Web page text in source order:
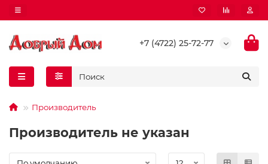
+7 (4722) 25-72-77
Производитель
Производитель не указан